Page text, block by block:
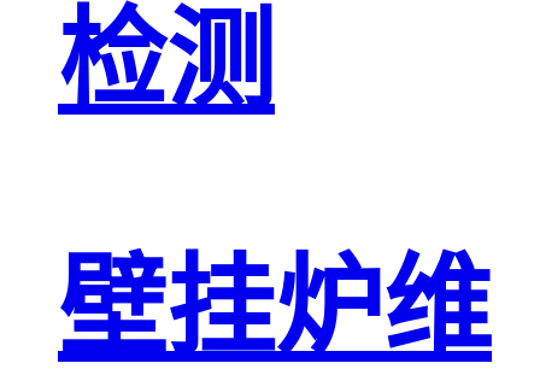
检测
壁挂炉维